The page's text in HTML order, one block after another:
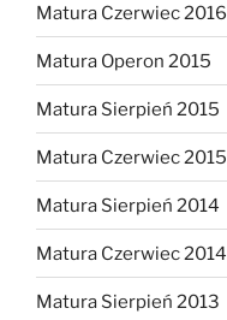
Matura Czerwiec 2016
Matura Operon 2015
Matura Sierpień 2015
Matura Czerwiec 2015
Matura Sierpień 2014
Matura Czerwiec 2014
Matura Sierpień 2013